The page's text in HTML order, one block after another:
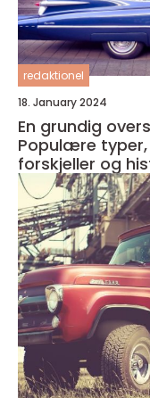
redaktionel
18. January 2024
En grundig
Populære
forskjeller og